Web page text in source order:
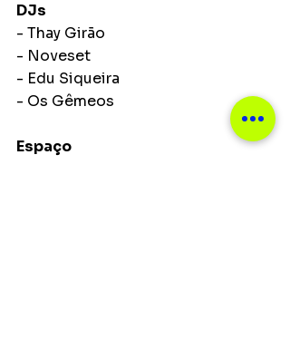
DJs
- Thay Girão
- Noveset
- Edu Siqueira
- Os Gêmeos
Espaço